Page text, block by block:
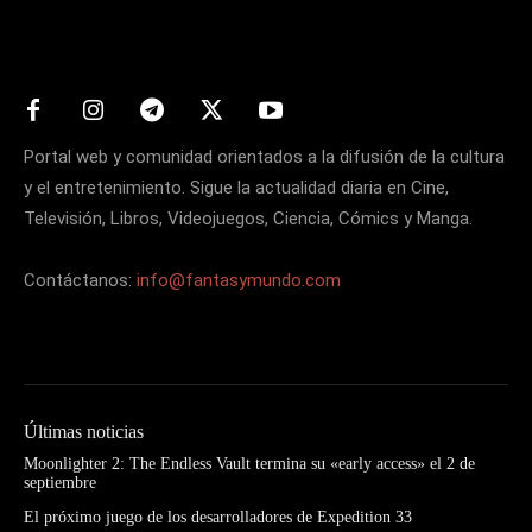
Portal web y comunidad orientados a la difusión de la cultura
y el entretenimiento. Sigue la actualidad diaria en Cine,
Televisión, Libros, Videojuegos, Ciencia, Cómics y Manga.
Contáctanos: info@fantasymundo.com
Últimas noticias
Moonlighter 2: The Endless Vault termina su «early access» el 2 de
septiembre
El próximo juego de los desarrolladores de Expedition 33